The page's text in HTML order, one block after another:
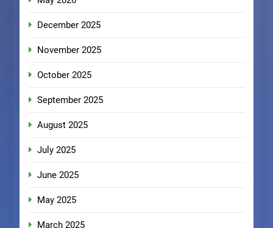
December 2025
November 2025
October 2025
September 2025
August 2025
July 2025
June 2025
May 2025
March 2025